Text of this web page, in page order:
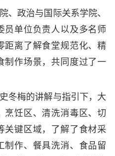
、政治与国际关系学院、
员单位负责人以及多名师
距离了解食堂规范化、精
制作场景，共同度过了一
冬梅的讲解与指引下，大
烹饪区、清洗消毒区、切
关键区域，了解了食材采
制作、餐具洗消、食品留